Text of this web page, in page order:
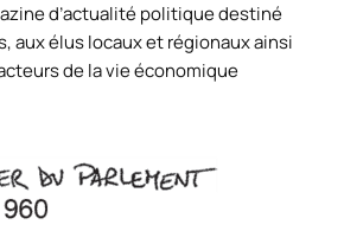
d’actualité politique destiné
aux élus locaux et régionaux ainsi
de la vie économique